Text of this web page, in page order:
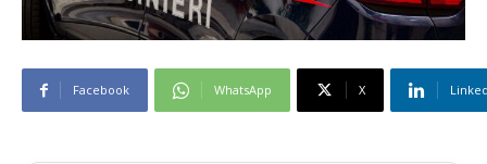
Facebook WhatsApp X